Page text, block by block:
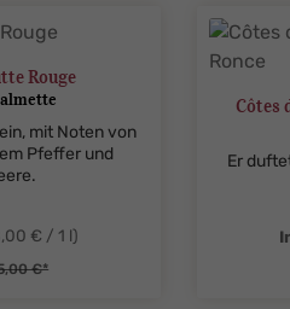
Rouge
mit Noten von
Pfeffer und
€ / 1 l)
€*
Côtes
Er